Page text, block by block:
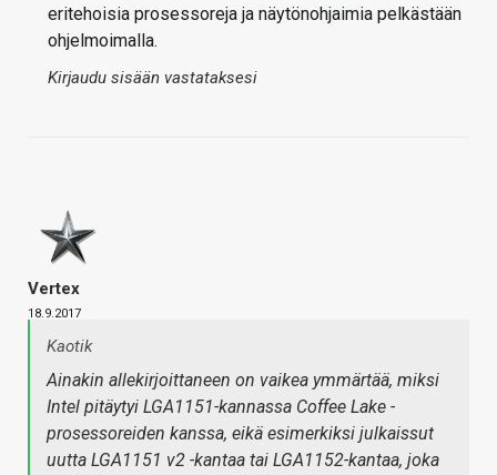
eritehoisia prosessoreja ja näytönohjaimia pelkästään
ohjelmoimalla.
Kirjaudu sisään vastataksesi
Vertex
18.9.2017
Kaotik
Ainakin allekirjoittaneen on vaikea ymmärtää, miksi
Intel pitäytyi LGA1151-kannassa Coffee Lake -
prosessoreiden kanssa, eikä esimerkiksi julkaissut
uutta LGA1151 v2 -kantaa tai LGA1152-kantaa, joka